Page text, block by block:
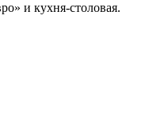
и кухня-столовая.